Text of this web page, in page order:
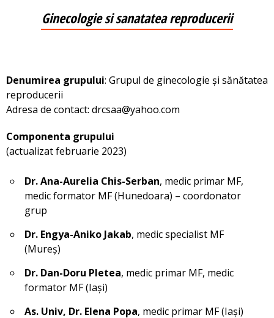
Ginecologie si sanatatea reproducerii
Denumirea grupului: Grupul de ginecologie și sănătatea
reproducerii
Adresa de contact: drcsaa@yahoo.com
Componenta grupului
(actualizat februarie 2023)
Dr. Ana-Aurelia Chis-Serban, medic primar MF,
medic formator MF (Hunedoara) – coordonator
grup
Dr. Engya-Aniko Jakab, medic specialist MF
(Mureș)
Dr. Dan-Doru Pletea, medic primar MF, medic
formator MF (Iași)
As. Univ, Dr. Elena Popa, medic primar MF (Iași)